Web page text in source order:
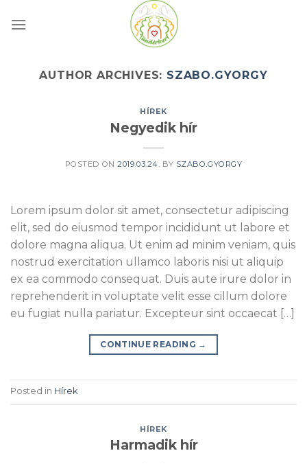
AUTHOR ARCHIVES: SZABO.GYORGY
HÍREK
Negyedik hír
POSTED ON2019.03.24. BY SZABO.GYORGY
Lorem ipsum dolor sit amet, consectetur adipiscing
elit, sed do eiusmod tempor incididunt ut labore et
dolore magna aliqua. Ut enim ad minim veniam, quis
nostrud exercitation ullamco laboris nisi ut aliquip
ex ea commodo consequat. Duis aute irure dolor in
reprehenderit in voluptate velit esse cillum dolore
eu fugiat nulla pariatur. Excepteur sint occaecat […]
CONTINUE READING →
Posted in Hírek
HÍREK
Harmadik hír